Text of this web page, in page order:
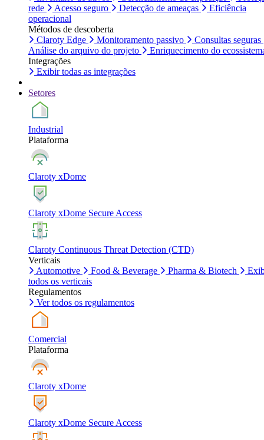
rede
Acesso seguro Detecção de ameaças
Eficiência
operacional
Métodos de descoberta
Claroty Edge
Monitoramento passivo
Consultas seguras
Análise do arquivo do projeto
Enriquecimento do
Integrações
Exibir todas as integrações
Setores
Industrial
Plataforma
Claroty xDome
Claroty xDome Secure Access
Claroty Continuous Threat Detection (CTD)
Verticais
Automotive
Food & Beverage Pharma & Biotech
todos os verticais
Regulamentos
Ver todos os regulamentos
Comercial
Plataforma
Claroty xDome
Claroty xDome Secure Access